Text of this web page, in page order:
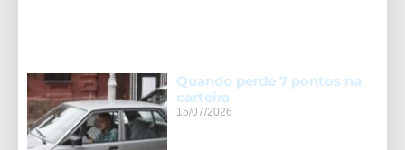
Quando perde 7 pontos na
carteira
15/07/2026